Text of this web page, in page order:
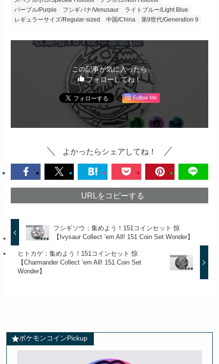
パープル/Purple
フシギバナ/Venusaur
ライトブルー/Light Blue
レギュラーサイズ/Regular-sized
中国/China 第9世代/Generation 9
この記事が気に入ったら
フォローしてね！
Follow Me
よかったらシェアしてね！
URLをコピーする
フシギソウ：集めよう！151コインセット 惊
【Ivysaur Collect ‘em All! 151 Coin Set Wonder】
ヒトカゲ：集めよう！151コインセット 惊
【Charmander Collect ‘em All! 151 Coin Set
Wonder】
ポケモンコインPickup